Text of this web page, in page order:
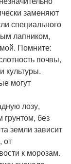
заменяют
специального
лапником,
Помните:
почвы,
культуры.
могут
лозу,
без
земли зависит
от
к морозам.